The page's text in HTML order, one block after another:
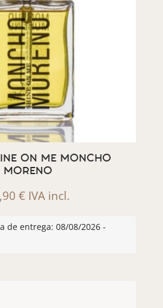
ON ME MONCHO
MORENO
€ IVA incl.
de entrega: 08/08/2026 -